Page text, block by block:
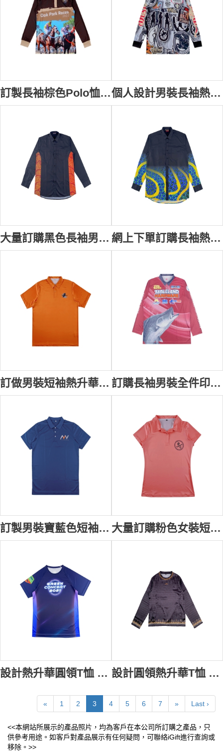
訂製長袖棕色Polo恤熱升華 全件印花Polo恤 澳洲 賽馬比賽 馬術運動 P1583 個人設計男裝長袖熱升華 整件印花 鬥牛比賽 Polo恤熱升華 馬術運動 P1582
大量訂購黑色長袖男裝恤衫 衫側熱升華印花 圓弧下擺 工作恤衫制服 100%polyester R399 網上下單訂購長袖熱升華恤衫 活動恤衫 幾何圖形 圓角下擺 100%滌 漸變效果 R398
訂做男裝短袖熱升華 短袖Polo恤 金絲拉架平紋 熱升華制服 P1570 訂購長袖男裝全件印花Polo恤 釣魚比賽 熱升華Polo恤 撞色領 100%polyester P1569
訂製男裝寶藍色短袖Polo恤 訂購漸變色LOGO三粒鈕扣胸筒 杜拜 汽車美容服務公司 熱升華Polo供應商 牛奶絲珠地布 P1547 大量訂購粉色女裝短袖熱升華Polo恤 時尚設計印花Logo團體熱升華 熱升華專門店 金絲拉架平紋 P1546
設計熱升華圓領T恤 訂製牛角袖圓領T恤 柯尼卡美能達音樂會 演唱會 熱昇華 歌迷應援 熱升華T恤 T1112 設計圓領熱升華T恤 訂製灰色T恤 熱升華T恤 T1113
« 1 2 3 4 5 6 7 » Last ›
<<本網站所展示的產品照片，均為客戶在本公司所訂購之產品，只
供參考用途。如客戶對產品展示有任何疑問，可聯絡iGift進行查詢或
移除。>>